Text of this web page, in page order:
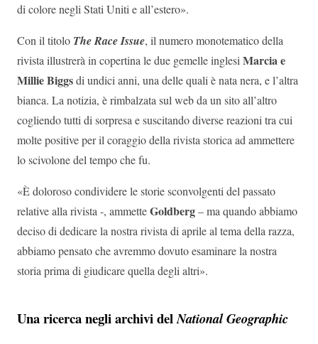
di colore negli Stati Uniti e all’estero».
Con il titolo The Race Issue, il numero monotematico della
rivista illustrerà in copertina le due gemelle inglesi Marcia e
Millie Biggsdi undici anni, una delle quali è nata nera, e l’altra
bianca. La notizia, è rimbalzata sul web da un sito all’altro
cogliendo tutti di sorpresa e suscitando diverse reazioni tra cui
molte positive per il coraggio della rivista storica ad ammettere
lo scivolone del tempo che fu.
«È doloroso condividere le storie sconvolgenti del passato
relative alla rivista -, ammetteGoldberg– ma quando abbiamo
deciso di dedicare la nostra rivista di aprile al tema della razza,
abbiamo pensato che avremmo dovuto esaminare la nostra
storia prima di giudicare quella degli altri».
Una ricerca negli archivi delNational Geographic